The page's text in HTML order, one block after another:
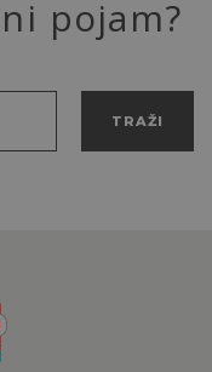
pojam?
TRAŽI